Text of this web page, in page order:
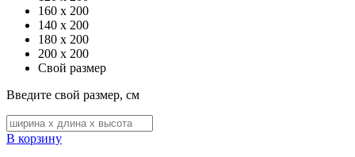
160 x 200
140 x 200
180 x 200
200 x 200
Свой размер
Введите свой размер, см
В корзину